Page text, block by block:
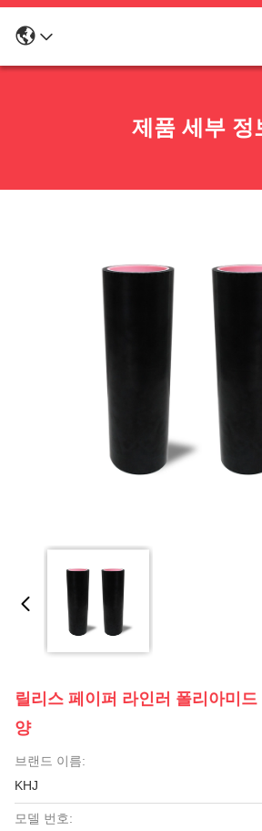
제품 세부 정
릴리스 페이퍼 라인러 폴리아미
양
브랜드 이름:
KHJ
모델 번호: